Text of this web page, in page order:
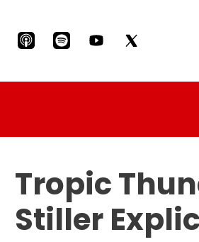
Tropic
Stiller